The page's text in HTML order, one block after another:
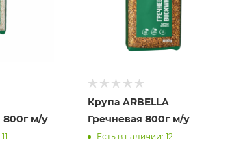
800г м/у
Крупа ARBELLA
Гречневая 800г м/у
Есть в наличии: 12